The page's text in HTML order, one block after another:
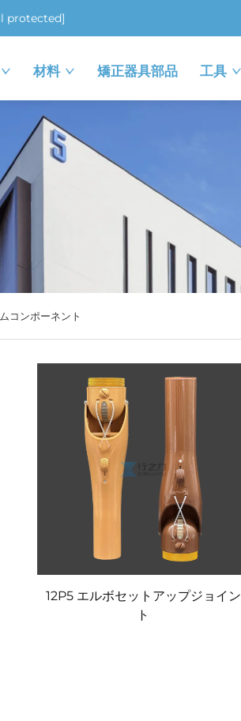
protected]
材料 矯正器具部品 工具
コンポーネント
12P5 エルボセットアップジョイン
ト